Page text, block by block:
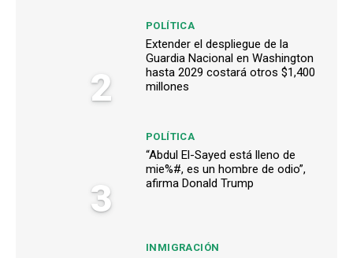
2
POLÍTICA
Extender el despliegue de la
Guardia Nacional en Washington
hasta 2029 costará otros $1,400
millones
3
POLÍTICA
“Abdul El-Sayed está lleno de
mie%#, es un hombre de odio”,
afirma Donald Trump
INMIGRACIÓN